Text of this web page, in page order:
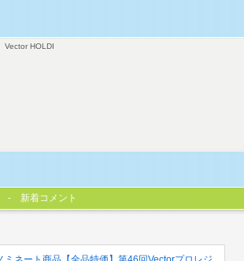
Vector HOLDI
新着コメント